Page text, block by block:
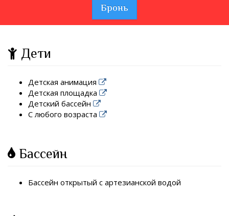
Бронь
Дети
Детская анимация
Детская площадка
Детский бассейн
С любого возраста
Бассейн
Бассейн открытый с артезианской водой